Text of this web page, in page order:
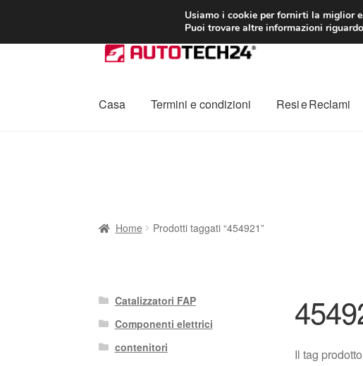
CONSEGNA da 7 EUR
Vai
alla
Vai
al
Casa
Termini e condizioni Resi e Reclami
Home Prodotti taggati “454921”
Il tag
Catalizzatori FAP
Componenti elettrici
contenitori
Usiamo i cookie per fornirti la miglior
Puoi trovare altre informazioni